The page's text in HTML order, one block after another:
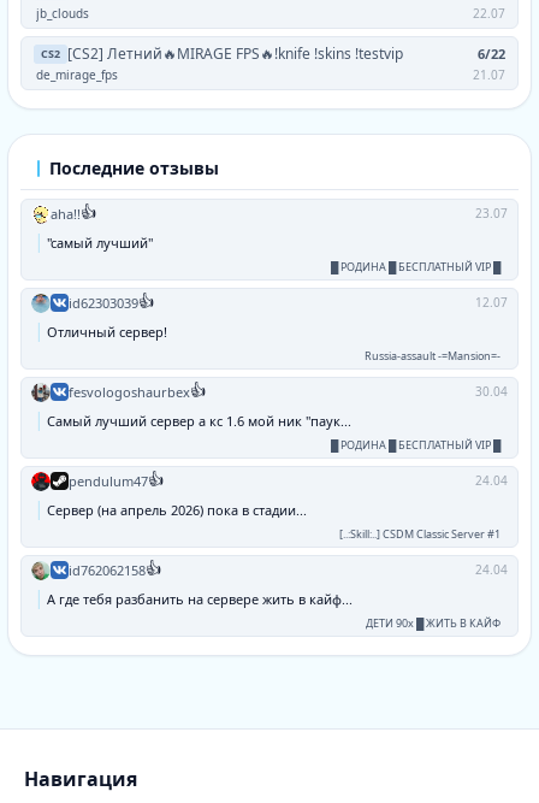
jb_clouds 22.07
CS2 [CS2] Летний🔥MIRAGE FPS🔥!knife !skins !testvip 6/22
de_mirage_fps 21.07
Последние отзывы
aha!!👍 23.07
"самый лучший"
█ РОДИНА █ БЕСПЛАТНЫЙ VIP █
id62303039👍 12.07
Отличный сервер!
Russia-assault -=Mansion=-
fesvologoshaurbex👍 30.04
Самый лучший сервер а кс 1.6 мой ник "паук...
█ РОДИНА █ БЕСПЛАТНЫЙ VIP █
pendulum47👍 24.04
Сервер (на апрель 2026) пока в стадии...
[..:Skill:..] CSDM Classic Server #1
id762062158👍 24.04
А где тебя разбанить на сервере жить в кайф...
ДЕТИ 90х █ ЖИТЬ В КАЙФ
Навигация